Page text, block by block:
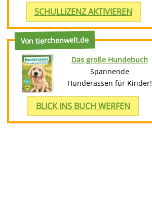
SCHULLIZENZ AKTIVIEREN
Von tierchenwelt.de
Das große Hundebuch
Spannende
Hunderassen für Kinder!
BLICK INS BUCH WERFEN